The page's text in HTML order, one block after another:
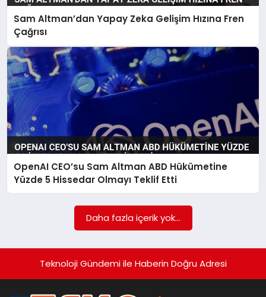
SAĞLIK
SIYASET
SPOR
YAŞAM
Sam Altman’dan Yapay Zeka Gelişim Hızına Fren
Çağrısı
OpenAI CEO’su Sam Altman ABD Hükümetine
Yüzde 5 Hissedar Olmayı Teklif Etti
Daha fazla içerik yok...
Teknoloji Gündemi ile Haberin Doğru Adresi